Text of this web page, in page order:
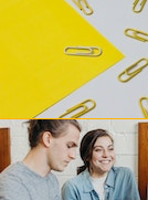
Ausbildung zur/